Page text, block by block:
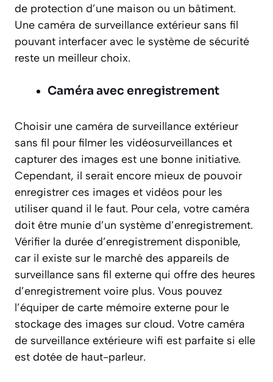
de protection d’une maison ou un bâtiment.
Une caméra de surveillance extérieur sans fil
pouvant interfacer avec le système de sécurité
reste un meilleur choix.
Caméra avec enregistrement
Choisir une caméra de surveillance extérieur
sans fil pour filmer les vidéosurveillances et
capturer des images est une bonne initiative.
Cependant, il serait encore mieux de pouvoir
enregistrer ces images et vidéos pour les
utiliser quand il le faut. Pour cela, votre caméra
doit être munie d’un système d’enregistrement.
Vérifier la durée d’enregistrement disponible,
car il existe sur le marché des appareils de
surveillance sans fil externe qui offre des heures
d’enregistrement voire plus. Vous pouvez
l’équiper de carte mémoire externe pour le
stockage des images sur cloud. Votre caméra
de surveillance extérieure wifi est parfaite si elle
est dotée de haut-parleur.